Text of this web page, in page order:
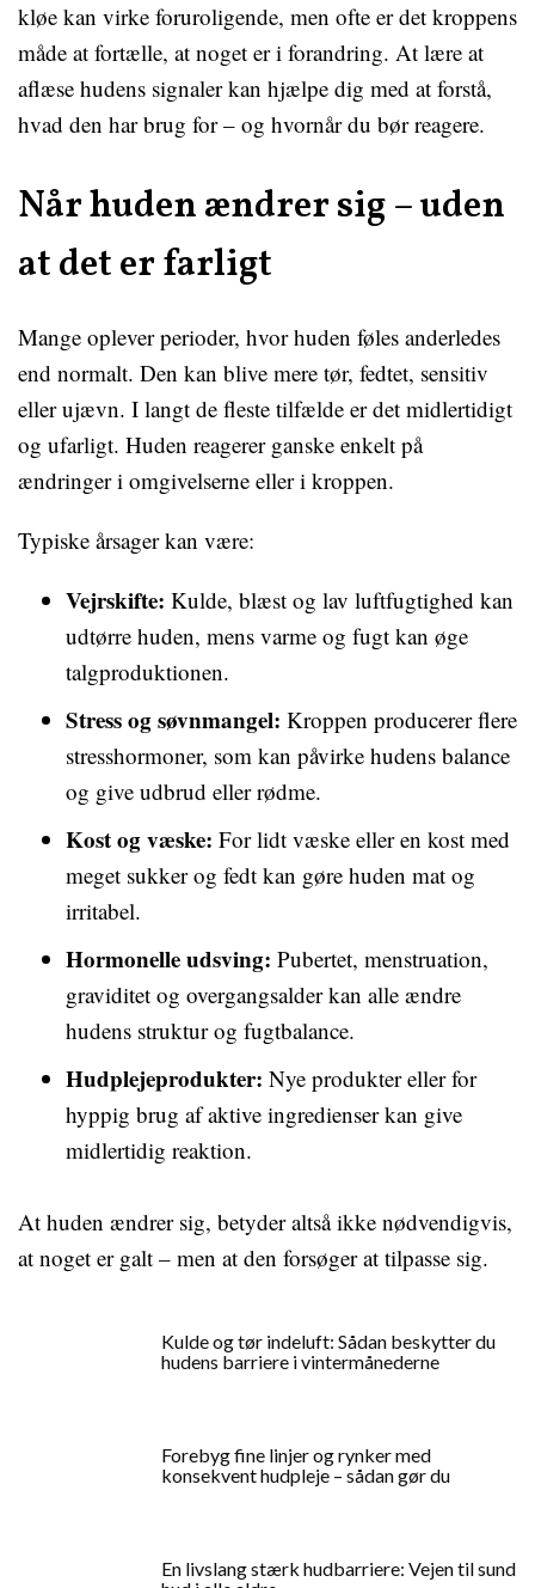
kløe kan virke foruroligende, men ofte er det kroppens
måde at fortælle, at noget er i forandring. At lære at
aflæse hudens signaler kan hjælpe dig med at forstå,
hvad den har brug for – og hvornår du bør reagere.
Når huden ændrer sig – uden
at det er farligt
Mange oplever perioder, hvor huden føles anderledes
end normalt. Den kan blive mere tør, fedtet, sensitiv
eller ujævn. I langt de fleste tilfælde er det midlertidigt
og ufarligt. Huden reagerer ganske enkelt på
ændringer i omgivelserne eller i kroppen.
Typiske årsager kan være:
Vejrskifte: Kulde, blæst og lav luftfugtighed kan
udtørre huden, mens varme og fugt kan øge
talgproduktionen.
Stress og søvnmangel: Kroppen producerer flere
stresshormoner, som kan påvirke hudens balance
og give udbrud eller rødme.
Kost og væske: For lidt væske eller en kost med
meget sukker og fedt kan gøre huden mat og
irritabel.
Hormonelle udsving: Pubertet, menstruation,
graviditet og overgangsalder kan alle ændre
hudens struktur og fugtbalance.
Hudplejeprodukter: Nye produkter eller for
hyppig brug af aktive ingredienser kan give
midlertidig reaktion.
At huden ændrer sig, betyder altså ikke nødvendigvis,
at noget er galt – men at den forsøger at tilpasse sig.
Kulde og tør indeluft: Sådan beskytter du
hudens barriere i vintermånederne
Forebyg fine linjer og rynker med
konsekvent hudpleje – sådan gør du
En livslang stærk hudbarriere: Vejen til sund